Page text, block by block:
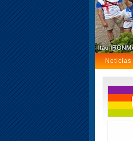
Noticias